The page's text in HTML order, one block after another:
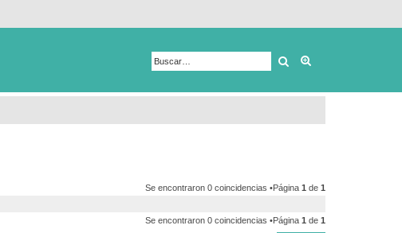
Buscar
Se encontraron 0 coincidencias •Página 1 de 1
Se encontraron 0 coincidencias •Página 1 de 1